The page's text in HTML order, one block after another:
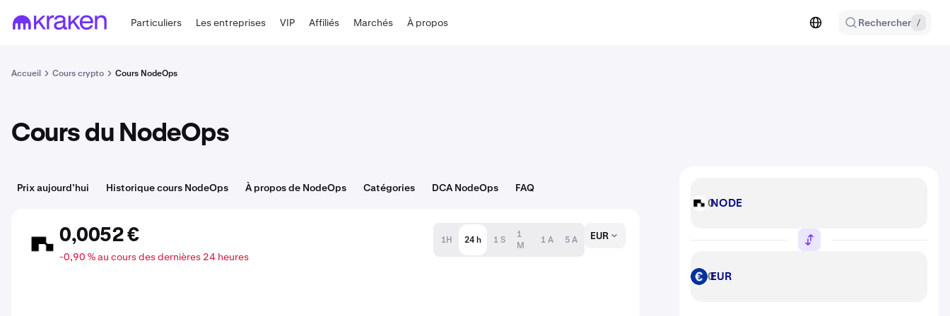
Particuliers Les entreprises VIP Affiliés Marchés À propos Rechercher /
Accueil Cours crypto Cours NodeOps
Cours du NodeOps
Prix aujourd’hui Historique cours NodeOps À propos de NodeOps Catégories DCA NodeOps FAQ
NODE 0,0052 €
-0,90 % au cours des dernières 24 heures
1H 24 h 1 S
1
M
1 A 5 A EUR
NODE NODE
EUR EUR